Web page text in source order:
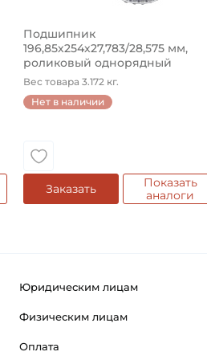
Подшипник
196,85х254х27,783/28,575 мм,
роликовый однорядный
конический ...
Вес товара 3.172 кг.
Нет в наличии
Заказать
Показать
аналоги
Юридическим лицам
Физическим лицам
Оплата